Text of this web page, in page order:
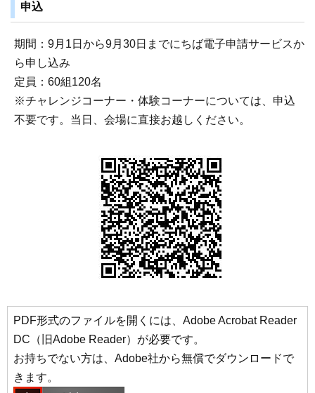
申込
期間：9月1日から9月30日までにちば電子申請サービスか
ら申し込み
定員：60組120名
※チャレンジコーナー・体験コーナーについては、申込
不要です。当日、会場に直接お越しください。
PDF形式のファイルを開くには、Adobe Acrobat Reader
DC（旧Adobe Reader）が必要です。
お持ちでない方は、Adobe社から無償でダウンロードで
きます。